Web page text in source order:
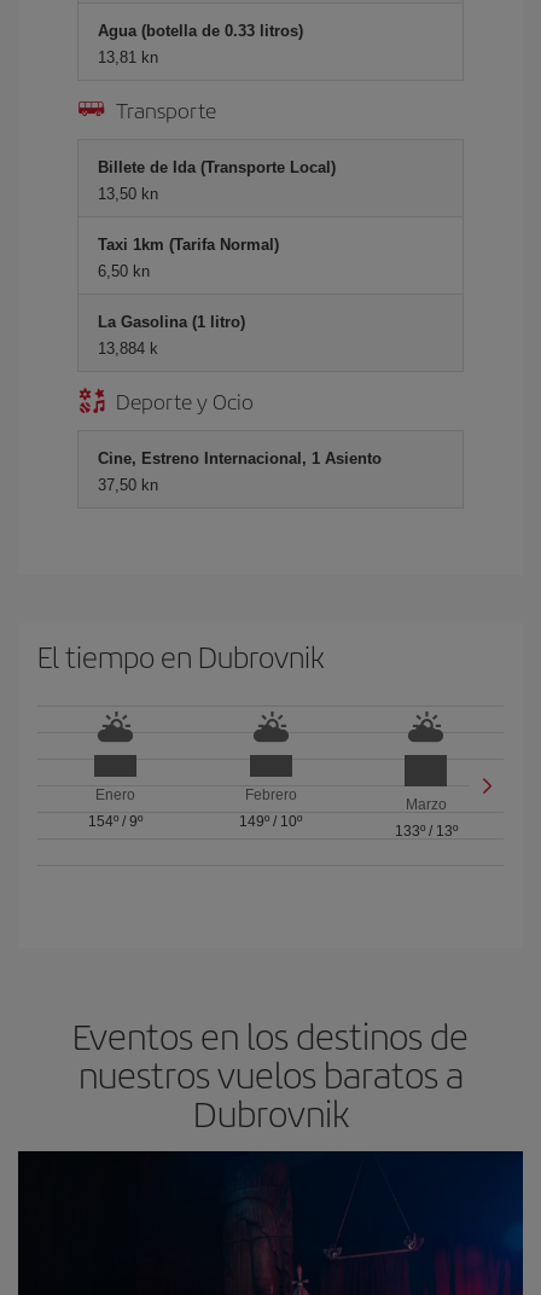
Agua (botella de 0.33 litros)
13,81 kn
Transporte
Billete de Ida (Transporte Local)
13,50 kn
Taxi 1km (Tarifa Normal)
6,50 kn
La Gasolina (1 litro)
13,884 k
Deporte y Ocio
Cine, Estreno Internacional, 1 Asiento
37,50 kn
El tiempo en Dubrovnik
Enero
154º/ 9º
Febrero
149º / 10º
Marzo
133º/ 13º
Eventos en los destinos de
nuestros vuelos baratos a
Dubrovnik